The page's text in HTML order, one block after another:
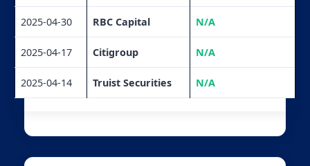
2025-04-30 RBC Capital N/A
2025-04-17 Citigroup N/A
2025-04-14 Truist Securities N/A